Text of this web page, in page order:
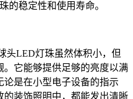
的稳定性和使用寿命。
头LED灯珠虽然体积小，但
。它能够提供足够的亮度以满
论是在小型电子设备的指示
的装饰照明中，都能发出清晰